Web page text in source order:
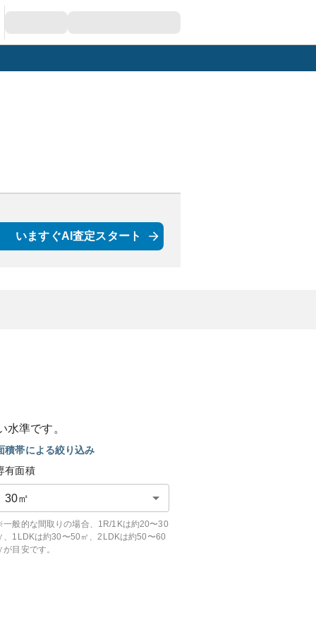
いますぐAI査定スタート
水準です。
積帯による絞り込み
有面積
30㎡
般的な間取りの場合、1R/1Kは約20〜30
、1LDKは約30〜50㎡、2LDKは約50〜60
が目安です。